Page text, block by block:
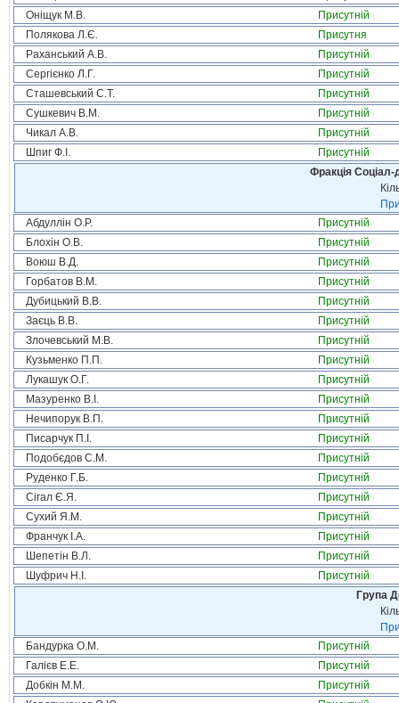
Оніщук М.В.
Присутній
Полякова Л.Є.
Присутня
Раханський А.В.
Присутній
Сергієнко Л.Г.
Присутній
Сташевський С.Т.
Присутній
Сушкевич В.М.
Присутній
Чикал А.В.
Присутній
Шпиг Ф.І.
Присутній
Фракція Соціал-
Абдуллін О.Р.
Присутній
Блохін О.В.
Присутній
Воюш В.Д.
Присутній
Горбатов В.М.
Присутній
Дубицький В.В.
Присутній
Заєць В.В.
Присутній
Злочевський М.В.
Присутній
Кузьменко П.П.
Присутній
Лукашук О.Г.
Присутній
Мазуренко В.І.
Присутній
Нечипорук В.П.
Присутній
Писарчук П.І.
Присутній
Подобєдов С.М.
Присутній
Руденко Г.Б.
Присутній
Сігал Є.Я.
Присутній
Сухий Я.М.
Присутній
Франчук І.А.
Присутній
Шепетін В.Л.
Присутній
Шуфрич Н.І.
Присутній
Група
Бандурка О.М.
Присутній
Галієв Е.Е.
Присутній
Добкін М.М.
Присутній